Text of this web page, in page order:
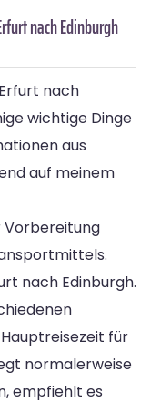
nach Edinburgh
nach
wichtige Dinge
aus
auf meinem
Vorbereitung
nach Edinburgh.
für
normalerweise
empfiehlt es